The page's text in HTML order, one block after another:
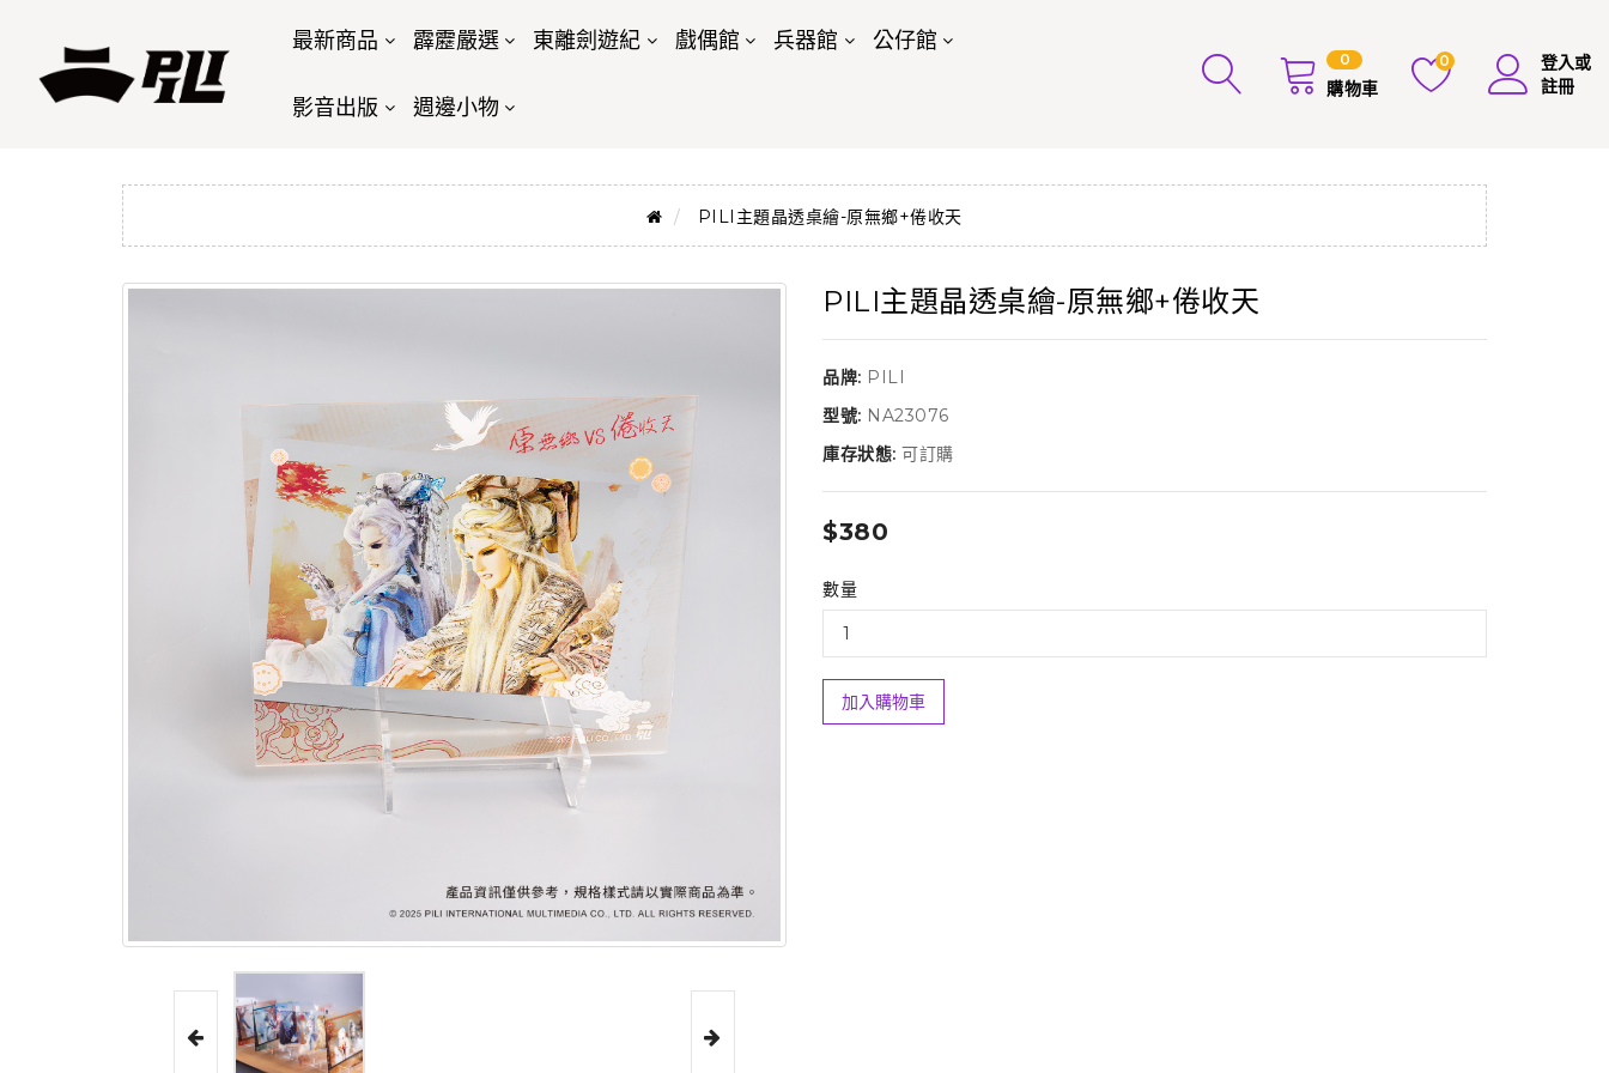
最新商品 霹靂嚴選 東離劍遊紀 戲偶館 兵器館 公仔館
影音出版 週邊小物
0
購物車
0
登入或
註冊
PILI主題晶透桌繪-原無鄉+倦收天
PILI主題晶透桌繪-原無鄉+倦收天
品牌: PILI
型號: NA23076
庫存狀態: 可訂購
$380
數量
加入購物車